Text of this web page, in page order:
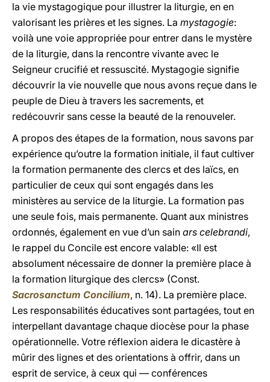
la vie mystagogique pour illustrer la liturgie, en en
valorisant les prières et les signes. La mystagogie:
voilà une voie appropriée pour entrer dans le mystère
de la liturgie, dans la rencontre vivante avec le
Seigneur crucifié et ressuscité. Mystagogie signifie
découvrir la vie nouvelle que nous avons reçue dans le
peuple de Dieu à travers les sacrements, et
redécouvrir sans cesse la beauté de la renouveler.
A propos des étapes de la formation, nous savons par
expérience qu’outre la formation initiale, il faut cultiver
la formation permanente des clercs et des laïcs, en
particulier de ceux qui sont engagés dans les
ministères au service de la liturgie. La formation pas
une seule fois, mais permanente. Quant aux ministres
ordonnés, également en vue d’un sain ars celebrandi,
le rappel du Concile est encore valable: «Il est
absolument nécessaire de donner la première place à
la formation liturgique des clercs» (Const.
Sacrosanctum Concilium, n. 14). La première place.
Les responsabilités éducatives sont partagées, tout en
interpellant davantage chaque diocèse pour la phase
opérationnelle. Votre réflexion aidera le dicastère à
mûrir des lignes et des orientations à offrir, dans un
esprit de service, à ceux qui — conférences